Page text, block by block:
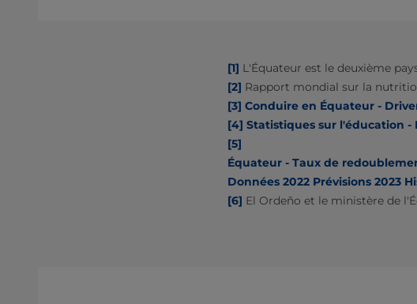
[1] L'Équateur est le deuxième
[2] Rapport mondial sur la
[3] Conduire en Équateur -
[4] Statistiques sur l'éducation -
[5]
Équateur - Taux de
Données 2022 Prévisions 2023
[6] El Ordeño et le ministère de